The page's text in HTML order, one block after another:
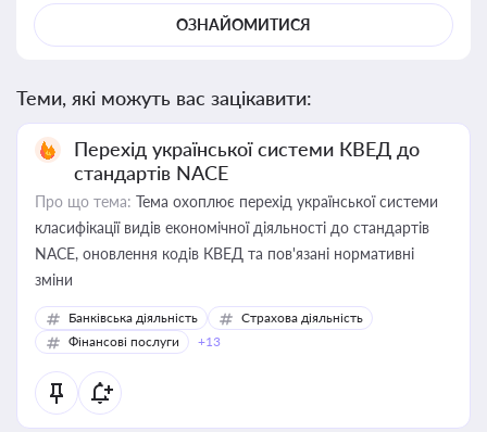
ОЗНАЙОМИТИСЯ
Теми, які можуть вас зацікавити:
Перехід української системи КВЕД до
стандартів NACE
Про що тема: Тема охоплює перехід української системи
класифікації видів економічної діяльності до стандартів
NACE, оновлення кодів КВЕД та пов'язані нормативні
зміни
Банківська діяльність
Страхова діяльність
Фінансові послуги
+13